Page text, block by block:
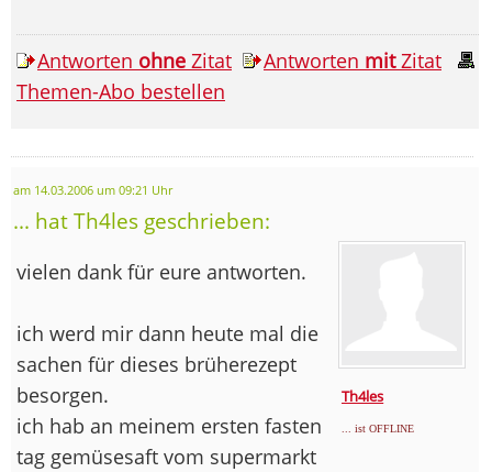
Antworten ohne Zitat Antworten mitZitat
Themen-Abo bestellen
am 14.03.2006 um 09:21 Uhr
... hat Th4les geschrieben:
Th4les
... ist OFFLINE
vielen dank für eure antworten.
ich werd mir dann heute mal die
sachen für dieses brüherezept
besorgen.
ich hab an meinem ersten fasten
tag gemüsesaft vom supermarkt